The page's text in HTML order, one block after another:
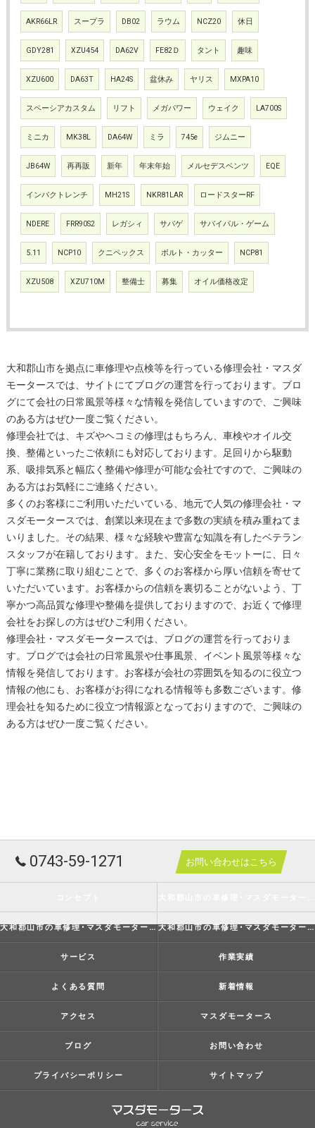
AKR66LR スープラ DB02 ラウム NCZ20 休日
GDY281 XZU454 DA62V FE82Ｄ タント 趣味
XZU600 DA63T HA24S 盆休み ヤリス MXPA10
スペーシアカスタム リフト メガパワー ウェイク LA700S
ミニカ MK38L DA64W ミラ 745e ジムニー
JB64W 再再販 新年 年末年始 メルセデスベンツ EQE
インパクトレンチ MH21S NKR81LAR ロードスターRF
NDERE FRR90S2 レガシィ サバゲ サバイバル・ゲーム
5.11 NCP10 クニペックス ボルト・カッター NCP81
XZU508 XZU710M 整備士 募集 オイル価格改定
大和郡山市を拠点に車修理や点検等を行っている修理会社・マスダ
モータースでは、サイトにてブログの運営を行っております。ブロ
グにて会社の日常風景等様々な情報を発信していますので、ご興味
のある方はぜひ一度ご覧ください。
修理会社では、キズやヘコミの修理はもちろん、車検やオイル交
換、整備といったご依頼にも対応しております。足回りから駆動
系、吸排気系と幅広く整備や修理が可能な会社ですので、ご興味の
ある方はお気軽にご連絡ください。
多くのお客様にご利用いただいている、地元で人気の修理会社・マ
スダモータースでは、創業以来現在まで多数の実績を積み重ねてま
いりました。その結果、様々な経験や豊富な知識を有したベテラン
スタッフが在籍しております。また、安心安全をモットーに、日々
丁寧に業務に取り組むことで、多くのお客様から厚い信頼を寄せて
いただいています。お客様からの信頼を裏切ることがないよう、丁
寧かつ高品質な修理や整備を提供しておりますので、お近くで修理
会社をお探しの方はぜひご利用ください。
修理会社・マスダモータースでは、ブログの運営を行っておりま
す。ブログでは会社の日常風景や仕事風景、イベント風景等様々な
情報を発信しております。お客様が会社の雰囲気を知るのに役立つ
情報の他にも、お客様がお得になれる情報等も多数ございます。修
理会社を知るために役立つ情報源となっておりますので、ご興味の
ある方はぜひ一度ご覧ください。
0743-59-1271 お問い合わせはこちら
大和郡山市の車修理･マスダモータースの評判 大和郡山市の車修理･マスダモータースのお客様の声
サービス 作業実績
よくある質問 新着情報
アクセス マスダモータース
ブログ お問い合わせ
プライバシーポリシー サイトマップ